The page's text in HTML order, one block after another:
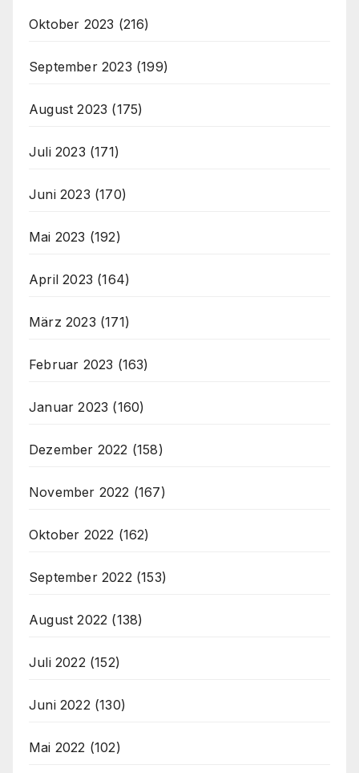
Oktober 2023 (216)
September 2023 (199)
August 2023 (175)
Juli 2023 (171)
Juni 2023 (170)
Mai 2023 (192)
April 2023 (164)
März 2023 (171)
Februar 2023 (163)
Januar 2023 (160)
Dezember 2022 (158)
November 2022 (167)
Oktober 2022 (162)
September 2022 (153)
August 2022 (138)
Juli 2022 (152)
Juni 2022 (130)
Mai 2022 (102)